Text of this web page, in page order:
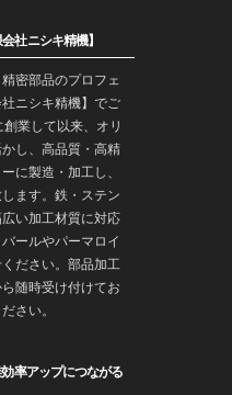
社ニシキ精機】
密部品のプロフェ
ニシキ精機】でご
業して以来、オリ
し、高品質・高精
に製造・加工し、
ます。鉄・ステン
い加工材質に対応
ールやパーマロイ
ださい。部品加工
随時受け付けてお
さい。
率アップにつながる